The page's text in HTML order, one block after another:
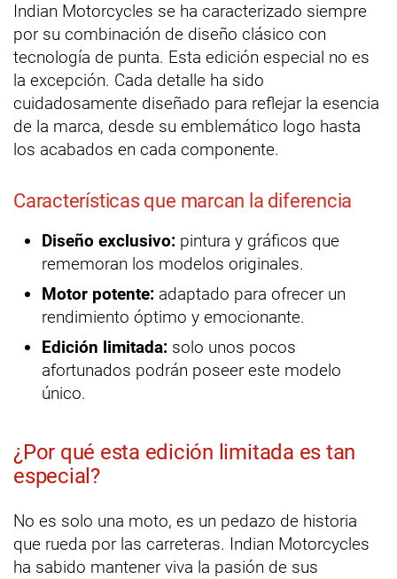
Indian Motorcycles se ha caracterizado siempre
por su combinación de diseño clásico con
tecnología de punta. Esta edición especial no es
la excepción. Cada detalle ha sido
cuidadosamente diseñado para reflejar la esencia
de la marca, desde su emblemático logo hasta
los acabados en cada componente.
Características que marcan la diferencia
Diseño exclusivo: pintura y gráficos que
rememoran los modelos originales.
Motor potente: adaptado para ofrecer un
rendimiento óptimo y emocionante.
Edición limitada: solo unos pocos
afortunados podrán poseer este modelo
único.
¿Por qué esta edición limitada es tan
especial?
No es solo una moto, es un pedazo de historia
que rueda por las carreteras. Indian Motorcycles
ha sabido mantener viva la pasión de sus